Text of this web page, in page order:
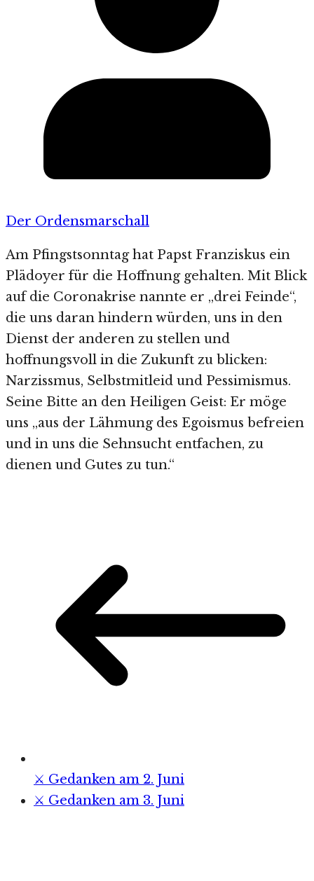
Der Ordensmarschall
Am Pfingstsonntag hat Papst Franziskus ein
Plädoyer für die Hoffnung gehalten. Mit Blick
auf die Coronakrise nannte er „drei Feinde“,
die uns daran hindern würden, uns in den
Dienst der anderen zu stellen und
hoffnungsvoll in die Zukunft zu blicken:
Narzissmus, Selbstmitleid und Pessimismus.
Seine Bitte an den Heiligen Geist: Er möge
uns „aus der Lähmung des Egoismus befreien
und in uns die Sehnsucht entfachen, zu
dienen und Gutes zu tun.“
⚔️ Gedanken am 2. Juni
⚔️ Gedanken am 3. Juni